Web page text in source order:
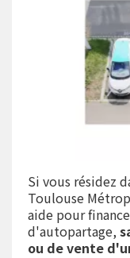
Si vous résidez
Toulouse
aide pour
d'autopartage,
ou de vente